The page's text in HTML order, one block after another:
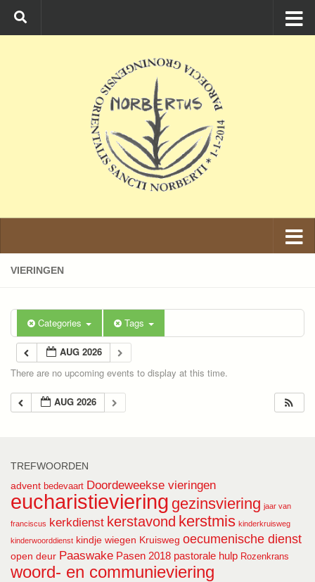
Ga naar de inhoud
VIERINGEN
Categories Tags
AUG 2026
There are no upcoming events to display at this time.
AUG 2026
TREFWOORDEN
advent bedevaart Doordeweekse vieringen
eucharistieviering gezinsviering jaar van
franciscus kerkdienst kerstavond kerstmis kinderkruisweg
kinderwoorddienst kindje wiegen Kruisweg oecumenische dienst
open deur Paaswake Pasen 2018 pastorale hulp Rozenkrans
woord- en communieviering